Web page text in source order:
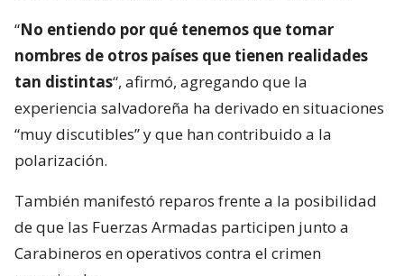
“No entiendo por qué tenemos que tomar
nombres de otros países que tienen realidades
tan distintas“, afirmó, agregando que la
experiencia salvadoreña ha derivado en situaciones
“muy discutibles” y que han contribuido a la
polarización.
También manifestó reparos frente a la posibilidad
de que las Fuerzas Armadas participen junto a
Carabineros en operativos contra el crimen